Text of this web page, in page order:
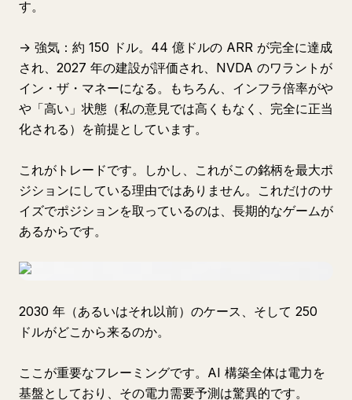
す。
→ 強気：約 150 ドル。44 億ドルの ARR が完全に達成
され、2027 年の建設が評価され、NVDA のワラントが
イン・ザ・マネーになる。もちろん、インフラ倍率がや
や「高い」状態（私の意見では高くもなく、完全に正当
化される）を前提としています。
これがトレードです。しかし、これがこの銘柄を最大ポ
ジションにしている理由ではありません。これだけのサ
イズでポジションを取っているのは、長期的なゲームが
あるからです。
2030 年（あるいはそれ以前）のケース、そして 250
ドルがどこから来るのか。
ここが重要なフレーミングです。AI 構築全体は電力を
基盤としており、その電力需要予測は驚異的です。